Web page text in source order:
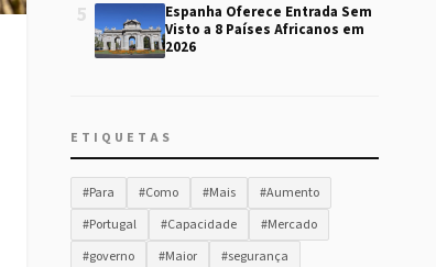
5
Espanha Oferece Entrada Sem
Visto a 8 Países Africanos em
2026
ETIQUETAS
#Para #Como #Mais
#Aumento
#Portugal
#Capacidade
#Mercado
#governo
#Maior
#segurança